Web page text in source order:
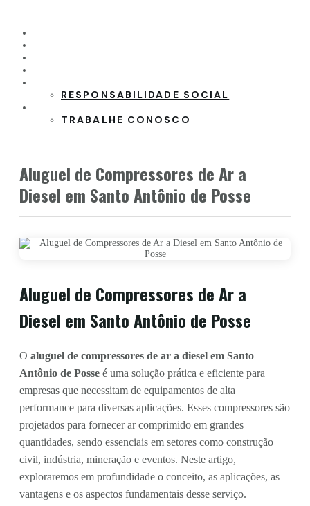
RESPONSABILIDADE SOCIAL
TRABALHE CONOSCO
Aluguel de Compressores de Ar a
Diesel em Santo Antônio de Posse
Aluguel de Compressores de Ar a
Diesel em Santo Antônio de Posse
O aluguel de compressores de ar a diesel em Santo
Antônio de Posse é uma solução prática e eficiente para
empresas que necessitam de equipamentos de alta
performance para diversas aplicações. Esses compressores são
projetados para fornecer ar comprimido em grandes
quantidades, sendo essenciais em setores como construção
civil, indústria, mineração e eventos. Neste artigo,
exploraremos em profundidade o conceito, as aplicações, as
vantagens e os aspectos fundamentais desse serviço.